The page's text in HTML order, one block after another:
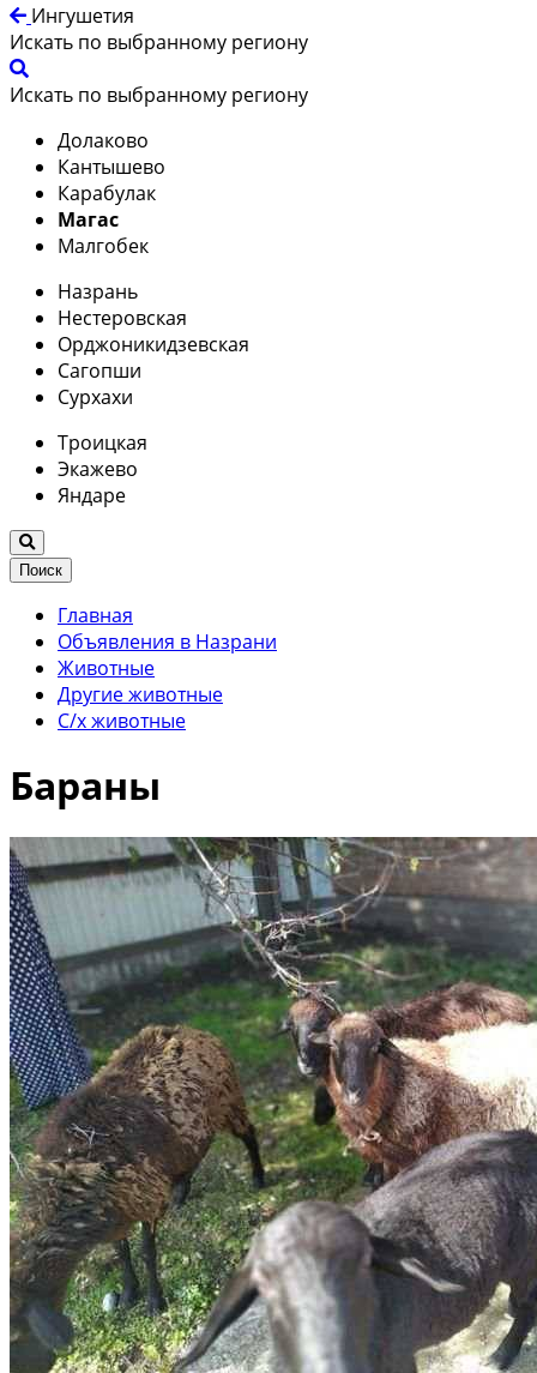
Ингушетия
Искать по выбранному региону
Искать по выбранному региону
Долаково
Кантышево
Карабулак
Магас
Малгобек
Назрань
Нестеровская
Орджоникидзевская
Сагопши
Сурхахи
Троицкая
Экажево
Яндаре
Поиск
Главная
Объявления в Назрани
Животные
Другие животные
С/х животные
Бараны